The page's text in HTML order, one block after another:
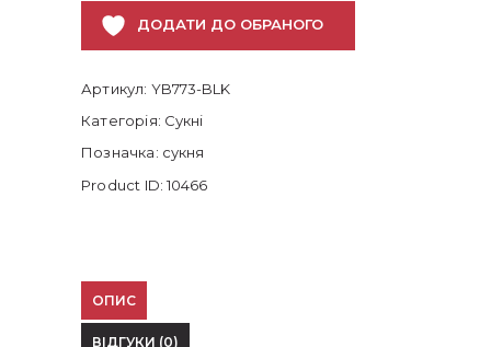
ДОДАТИ ДО ОБРАНОГО
Артикул: YB773-BLK
Категорія: Сукні
Позначка: сукня
Product ID:10466
ОПИС
ВІДГУКИ (0)